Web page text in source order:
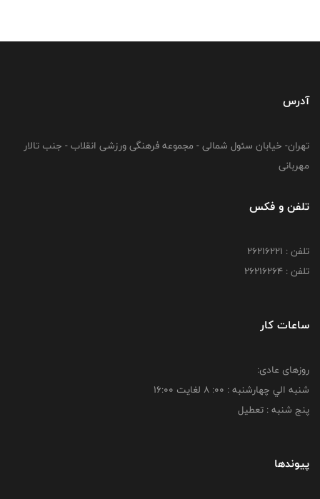
آدرس
تهران- خیابان سئول شمالی - مجموعه فرهنگی ورزشی انقلاب - جنب تالار
مهربانی
تلفن و فکس
تلفن : 26216221
تلفن : 26216264
ساعات کار
روزهای عادی:
شنبه الي چهارشنبه : 00: 8 لغايت 16:00
پنج شنبه : تعطیل
پیوندها